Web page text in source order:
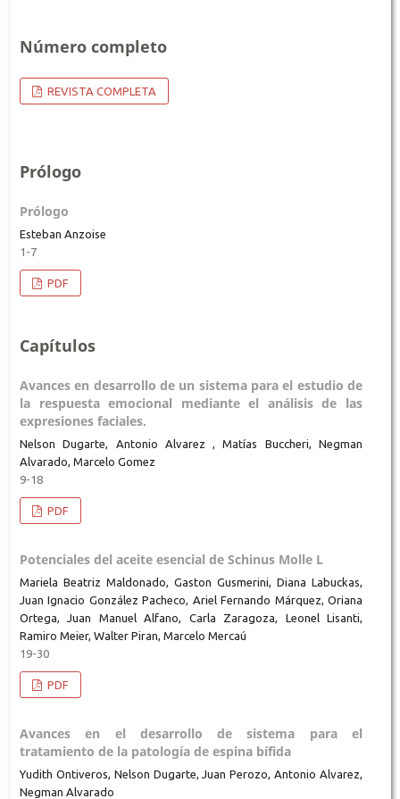
Número completo
REVISTA COMPLETA
Prólogo
Prólogo
Esteban Anzoise
1-7
PDF
Capítulos
Avances en desarrollo de un sistema para el estudio de
la respuesta emocional mediante el análisis de las
expresiones faciales.
Nelson Dugarte, Antonio Alvarez , Matías Buccheri, Negman
Alvarado, Marcelo Gomez
9-18
PDF
Potenciales del aceite esencial de Schinus Molle L
Mariela Beatriz Maldonado, Gaston Gusmerini, Diana Labuckas,
Juan Ignacio González Pacheco, Ariel Fernando Márquez, Oriana
Ortega, Juan Manuel Alfano, Carla Zaragoza, Leonel Lisanti,
Ramiro Meier, Walter Piran, Marcelo Mercaú
19-30
PDF
Avances en el desarrollo de sistema para el
tratamiento de la patología de espina bífida
Yudith Ontiveros, Nelson Dugarte, Juan Perozo, Antonio Alvarez,
Negman Alvarado